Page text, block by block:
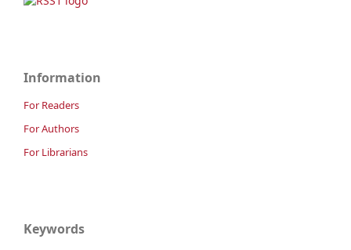
Information
For Readers
For Authors
For Librarians
Keywords